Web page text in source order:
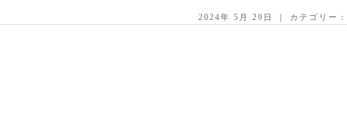
2024年 5月 29日 ｜ カテゴリー：